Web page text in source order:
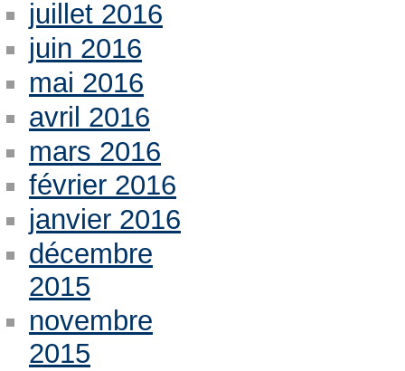
juillet 2016
juin 2016
mai 2016
avril 2016
mars 2016
février 2016
janvier 2016
décembre
2015
novembre
2015